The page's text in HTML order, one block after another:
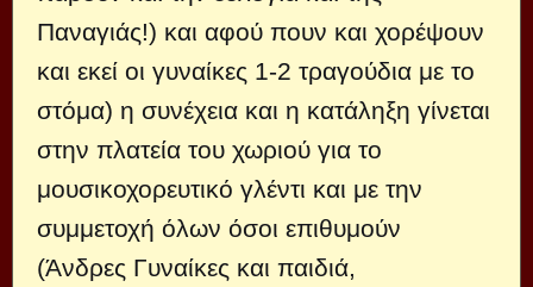
Παναγιάς!) και αφού πουν και χορέψουν
και εκεί οι γυναίκες 1-2 τραγούδια με το
στόμα) η συνέχεια και η κατάληξη γίνεται
στην πλατεία του χωριού για το
μουσικοχορευτικό γλέντι και με την
συμμετοχή όλων όσοι επιθυμούν
(Άνδρες Γυναίκες και παιδιά,